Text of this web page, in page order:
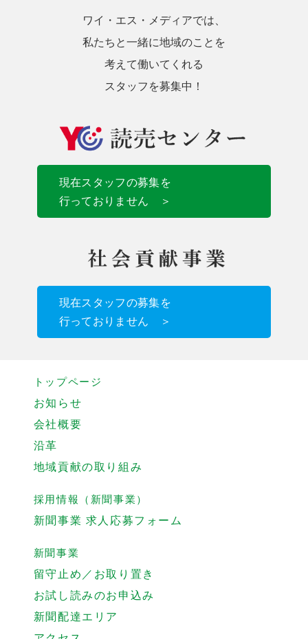
ワイ・エス・メディアでは、
私たちと一緒に地域のことを
考えて働いてくれる
スタッフを募集中！
現在スタッフの募集を
行っておりません ＞
現在スタッフの募集を
行っておりません ＞
トップページ
お知らせ
会社概要
沿革
地域貢献の取り組み
採用情報（新聞事業）
新聞事業 求人応募フォーム
新聞事業
留守止め／お取り置き
お試し読みのお申込み
新聞配達エリア